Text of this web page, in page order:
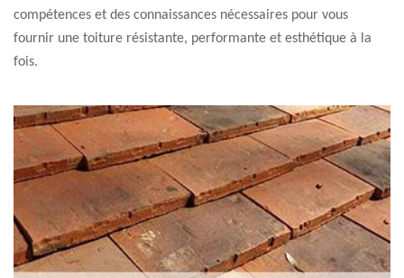
compétences et des connaissances nécessaires pour vous
fournir une toiture résistante, performante et esthétique à la
fois.